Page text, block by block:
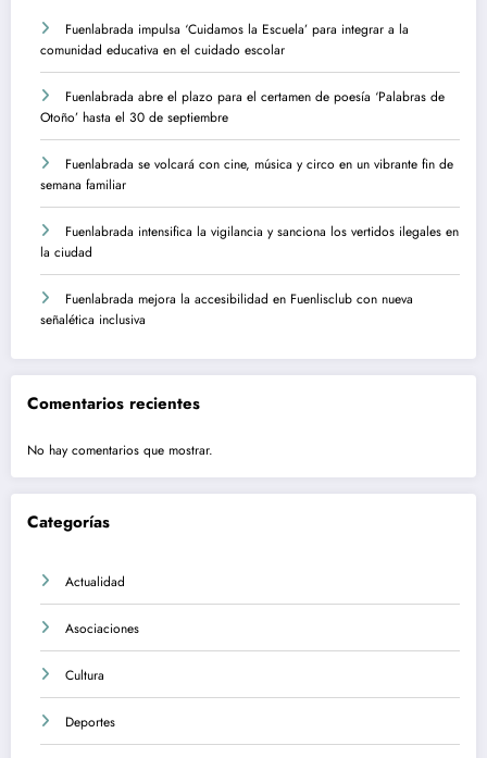
Fuenlabrada impulsa ‘Cuidamos la Escuela’ para integrar a la
comunidad educativa en el cuidado escolar
Fuenlabrada abre el plazo para el certamen de poesía ‘Palabras de
Otoño’ hasta el 30 de septiembre
Fuenlabrada se volcará con cine, música y circo en un vibrante fin de
semana familiar
Fuenlabrada intensifica la vigilancia y sanciona los vertidos ilegales en
la ciudad
Fuenlabrada mejora la accesibilidad en Fuenlisclub con nueva
señalética inclusiva
Comentarios recientes
No hay comentarios que mostrar.
Categorías
Actualidad
Asociaciones
Cultura
Deportes